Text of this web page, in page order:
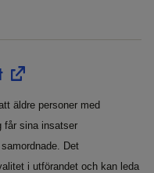
äldre personer med
får sina insatser
Det
i utförandet och kan leda